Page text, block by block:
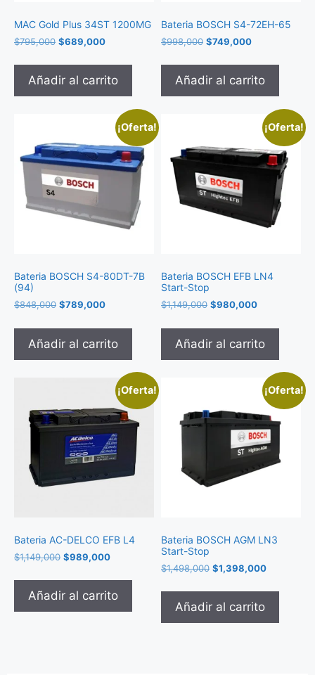
MAC Gold Plus 34ST 1200MG
$795,000 $689,000
Añadir al carrito
Bateria BOSCH S4-72EH-65
$998,000 $749,000
Añadir al carrito
¡Oferta!
Bateria BOSCH S4-80DT-7B
(94)
$848,000 $789,000
Añadir al carrito
¡Oferta!
Bateria BOSCH EFB LN4
Start-Stop
$1,149,000 $980,000
Añadir al carrito
¡Oferta!
Bateria AC-DELCO EFB L4
$1,149,000 $989,000
Añadir al carrito
¡Oferta!
Bateria BOSCH AGM LN3
Start-Stop
$1,498,000 $1,398,000
Añadir al carrito